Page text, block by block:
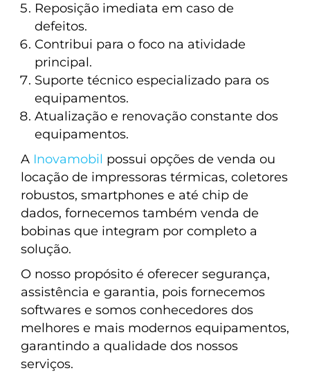
Reposição imediata em caso de
defeitos.
Contribui para o foco na atividade
principal.
Suporte técnico especializado para os
equipamentos.
Atualização e renovação constante dos
equipamentos.
A Inovamobil possui opções de venda ou
locação de impressoras térmicas, coletores
robustos, smartphones e até chip de
dados, fornecemos também venda de
bobinas que integram por completo a
solução.
O nosso propósito é oferecer segurança,
assistência e garantia, pois fornecemos
softwares e somos conhecedores dos
melhores e mais modernos equipamentos,
garantindo a qualidade dos nossos
serviços.